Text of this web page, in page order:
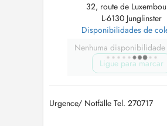
32, route de
L-6130 Junglinster
Disponibilidades de
Nenhuma
Ligue para marcar
Urgence/ Notfälle Tel. 270717